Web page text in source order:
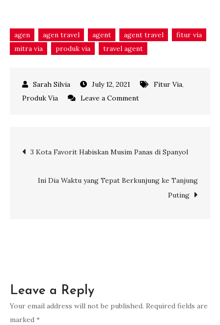
agen agen travel agent agent travel
fitur via
mitra via
produk via travel agent
July 12, 2021 Fitur Via,
Produk Via
Leave a Commenton
Wisata
Via.com
Indonesia
Post
navigation
3 Kota Favorit Habiskan Musim Panas di Spanyol
Ini Dia Waktu yang Tepat Berkunjung ke Tanjung
Puting
Leave a Reply
Your email address will not be published. Required fields are
marked *